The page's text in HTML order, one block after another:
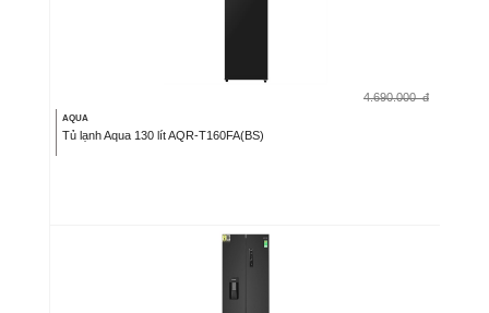
4.690.000 đ
AQUA
Tủ lạnh Aqua 130 lít AQR-T160FA(BS)